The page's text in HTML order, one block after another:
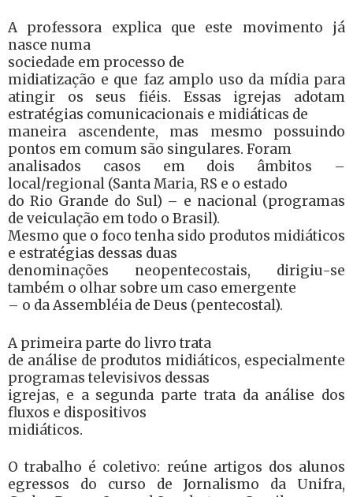
A professora explica que este movimento já
nasce numa
sociedade em processo de
midiatização e que faz amplo uso da mídia para
atingir os seus fiéis. Essas igrejas adotam
estratégias comunicacionais e midiáticas de
maneira ascendente, mas mesmo possuindo
pontos em comum são singulares. Foram
analisados casos em dois âmbitos –
local/regional (Santa Maria, RS e o estado
do Rio Grande do Sul) – e nacional (programas
de veiculação em todo o Brasil).
Mesmo que o foco tenha sido produtos midiáticos
e estratégias dessas duas
denominações neopentecostais, dirigiu-se
também o olhar sobre um caso emergente
– o da Assembléia de Deus (pentecostal).
A primeira parte do livro trata
de análise de produtos midiáticos, especialmente
programas televisivos dessas
igrejas, e a segunda parte trata da análise dos
fluxos e dispositivos
midiáticos.
O trabalho é coletivo: reúne artigos dos alunos
egressos do curso de Jornalismo da Unifra,